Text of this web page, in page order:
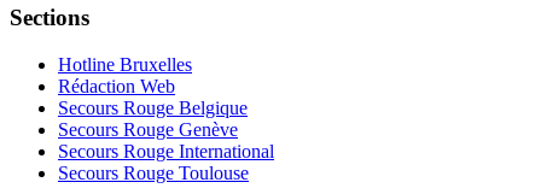
Sections
Hotline Bruxelles
Rédaction Web
Secours Rouge Belgique
Secours Rouge Genève
Secours Rouge International
Secours Rouge Toulouse